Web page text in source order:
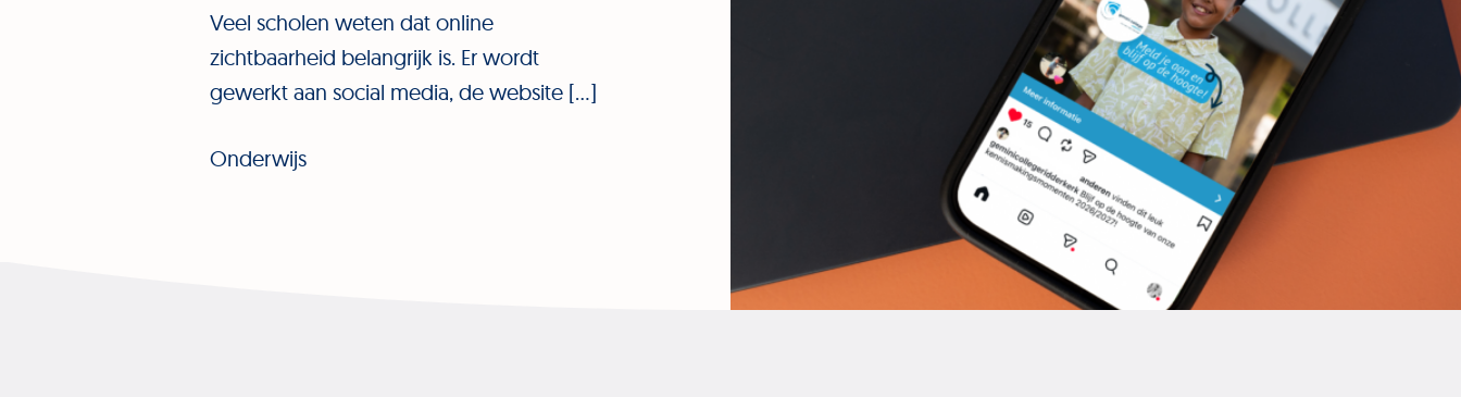
Veel scholen weten dat online
zichtbaarheid belangrijk is. Er wordt
gewerkt aan social media, de website […]
Onderwijs